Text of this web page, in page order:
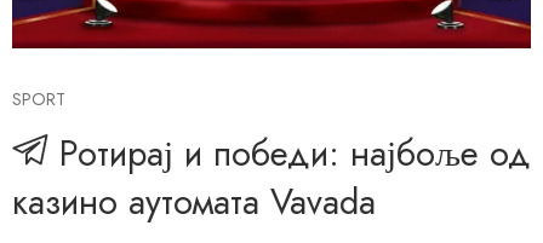
SPORT
Ротирај и победи: најбоље од
казино аутомата Vavada